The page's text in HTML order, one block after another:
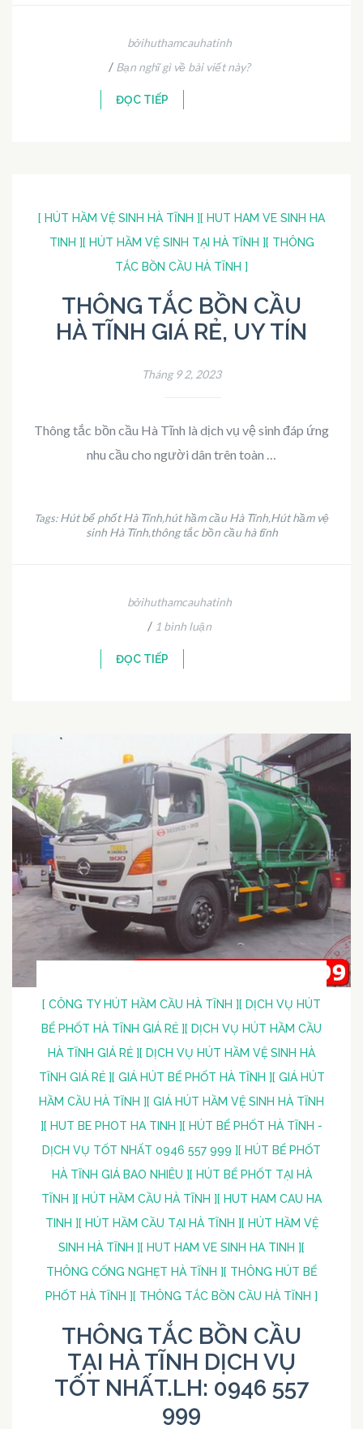
bởihuthamcauhatinh
/ Bạn nghĩ gì về bài viết này?
ĐỌC TIẾP
[ HÚT HẦM VỆ SINH HÀ TĨNH ][ HUT HAM VE SINH HA
TINH ][ HÚT HẦM VỆ SINH TẠI HÀ TĨNH ][ THÔNG
TẮC BỒN CẦU HÀ TĨNH ]
THÔNG TẮC BỒN CẦU
HÀ TĨNH GIÁ RẺ, UY TÍN
Tháng 9 2, 2023
Thông tắc bồn cầu Hà Tĩnh là dịch vụ vệ sinh đáp ứng
nhu cầu cho người dân trên toàn …
Tags:Hút bể phốt Hà Tĩnh,hút hầm cầu Hà Tĩnh,Hút hầm vệ
sinh Hà Tĩnh,thông tắc bồn cầu hà tĩnh
bởihuthamcauhatinh
/ 1 bình luận
ĐỌC TIẾP
[ CÔNG TY HÚT HẦM CẦU HÀ TĨNH ] [ DỊCH VỤ HÚT
BỂ PHỐT HÀ TĨNH GIÁ RẺ ] [ DỊCH VỤ HÚT HẦM CẦU
HÀ TĨNH GIÁ RẺ ] [ DỊCH VỤ HÚT HẦM VỆ SINH HÀ
TĨNH GIÁ RẺ ] [ GIÁ HÚT BỂ PHỐT HÀ TĨNH ] [ GIÁ HÚT
HẦM CẦU HÀ TĨNH ] [ GIÁ HÚT HẦM VỆ SINH HÀ TĨNH
] [ HUT BE PHOT HA TINH ] [ HÚT BỂ PHỐT HÀ TĨNH -
DỊCH VỤ TỐT NHẤT 0946 557 999 ] [ HÚT BỂ PHỐT
HÀ TĨNH GIÁ BAO NHIÊU ] [ HÚT BỂ PHỐT TẠI HÀ
TĨNH ] [ HÚT HẦM CẦU HÀ TĨNH ] [ HUT HAM CAU HA
TINH ] [ HÚT HẦM CẦU TẠI HÀ TĨNH ] [ HÚT HẦM VỆ
SINH HÀ TĨNH ] [ HUT HAM VE SINH HA TINH ] [
THÔNG CỐNG NGHẸT HÀ TĨNH ] [ THÔNG HÚT BỂ
PHỐT HÀ TĨNH ] [ THÔNG TẮC BỒN CẦU HÀ TĨNH ]
THÔNG TẮC BỒN CẦU
TẠI HÀ TĨNH DỊCH VỤ
TỐT NHẤT.LH: 0946 557
999